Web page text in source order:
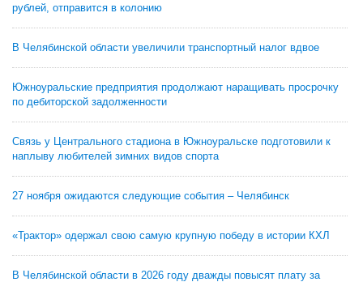
рублей, отправится в колонию
В Челябинской области увеличили транспортный налог вдвое
Южноуральские предприятия продолжают наращивать просрочку
по дебиторской задолженности
Связь у Центрального стадиона в Южноуральске подготовили к
наплыву любителей зимних видов спорта
27 ноября ожидаются следующие события – Челябинск
«Трактор» одержал свою самую крупную победу в истории КХЛ
В Челябинской области в 2026 году дважды повысят плату за